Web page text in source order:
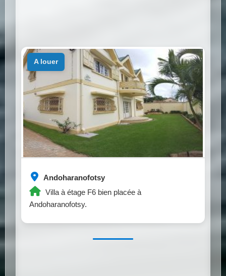
Andoharanofotsy
Villa à étage F6 bien placée à
Andoharanofotsy.
a louer